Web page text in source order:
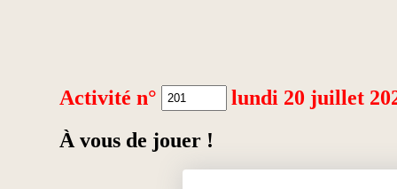
Activité n°
lundi 20 juillet
À vous de jouer !